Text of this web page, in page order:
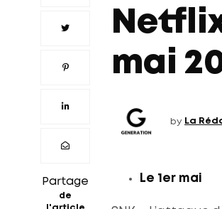
Partage
de
mai
by La
Le 1er mai